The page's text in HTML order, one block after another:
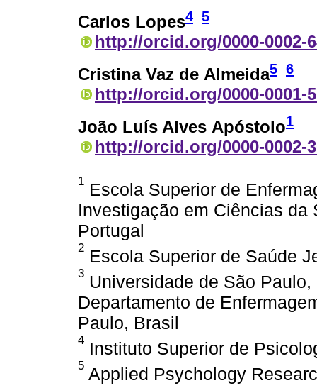
Carlos Lopes4 5
http://orcid.org/0000-0002-
Cristina Vaz de Almeida5 6
http://orcid.org/0000-0001-
João Luís Alves Apóstolo1
http://orcid.org/0000-0002-
1 Escola Superior de
Investigação em Ciências da
Portugal
2 Escola Superior de Saúde
3 Universidade de São
Departamento de
Paulo, Brasil
4 Instituto Superior de
5 Applied Psychology